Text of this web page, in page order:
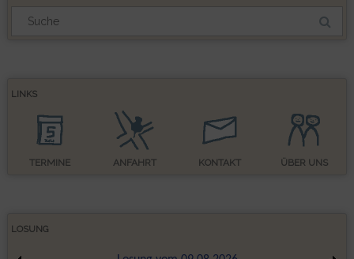
LINKS
TERMINE ANFAHRT KONTAKT ÜBER UNS
LOSUNG